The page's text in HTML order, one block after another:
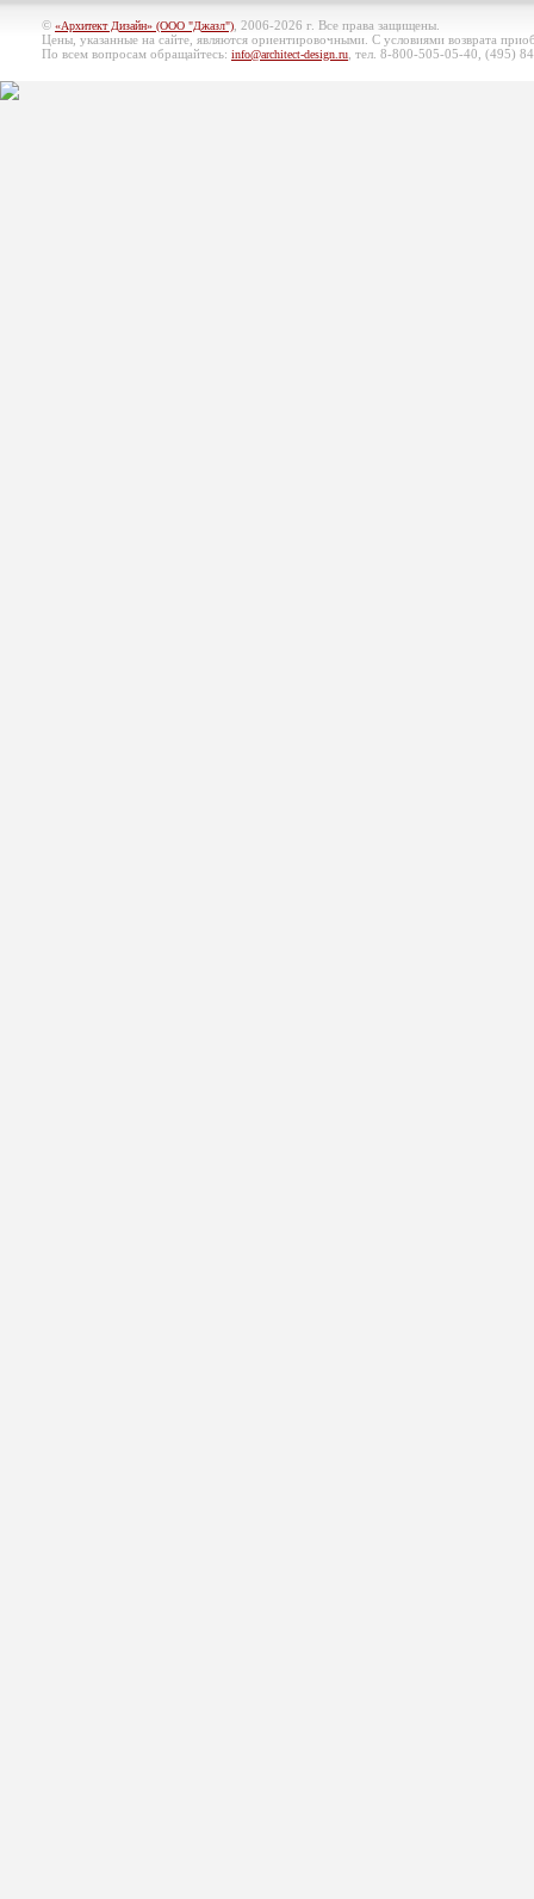
© «Архитект Дизайн» (ООО "Джазл") , 2006-2026 г. Все права защищены.
Цены, указанные на сайте, являются ориентировочными. С условиями возврата
По всем вопросам обращайтесь: info@architect-design.ru , тел. 8-800-505-05-40, (495)